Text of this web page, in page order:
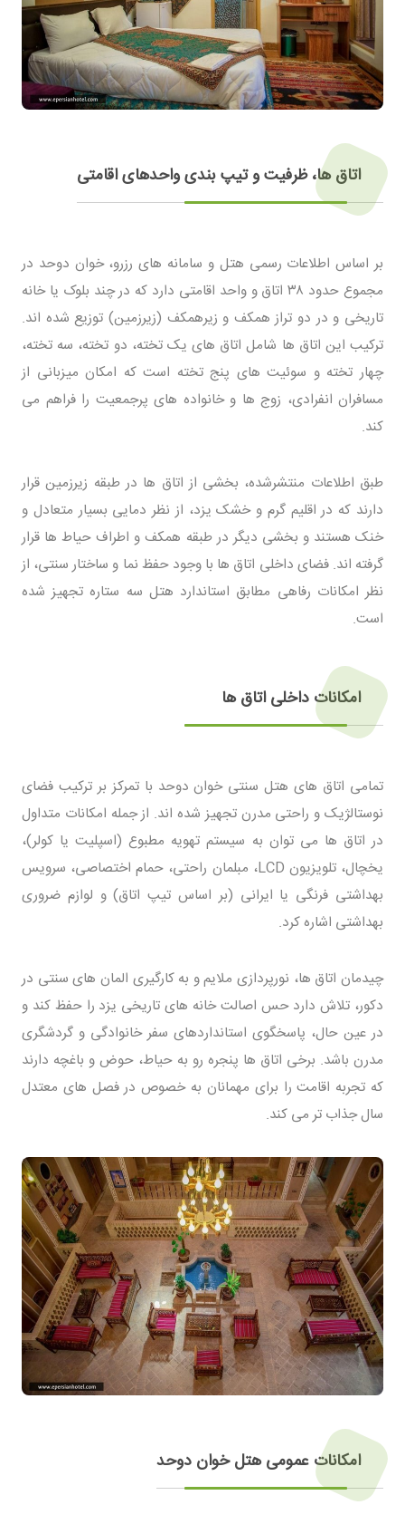
اتاق ها، ظرفیت و تیپ بندی واحدهای اقامتی
بر اساس اطلاعات رسمی هتل و سامانه های رزرو، خوان دوحد در
مجموع حدود ۳۸ اتاق و واحد اقامتی دارد که در چند بلوک یا خانه
تاریخی و در دو تراز همکف و زیرهمکف (زیرزمین) توزیع شده اند.
ترکیب این اتاق ها شامل اتاق های یک تخته، دو تخته، سه تخته،
چهار تخته و سوئیت های پنج تخته است که امکان میزبانی از
مسافران انفرادی، زوج ها و خانواده های پرجمعیت را فراهم می
کند.
طبق اطلاعات منتشرشده، بخشی از اتاق ها در طبقه زیرزمین قرار
دارند که در اقلیم گرم و خشک یزد، از نظر دمایی بسیار متعادل و
خنک هستند و بخشی دیگر در طبقه همکف و اطراف حیاط ها قرار
گرفته اند. فضای داخلی اتاق ها با وجود حفظ نما و ساختار سنتی، از
نظر امکانات رفاهی مطابق استاندارد هتل سه ستاره تجهیز شده
است.
امکانات داخلی اتاق ها
تمامی اتاق های هتل سنتی خوان دوحد با تمرکز بر ترکیب فضای
نوستالژیک و راحتی مدرن تجهیز شده اند. از جمله امکانات متداول
در اتاق ها می توان به سیستم تهویه مطبوع (اسپلیت یا کولر)،
یخچال، تلویزیون LCD، مبلمان راحتی، حمام اختصاصی، سرویس
بهداشتی فرنگی یا ایرانی (بر اساس تیپ اتاق) و لوازم ضروری
بهداشتی اشاره کرد.
چیدمان اتاق ها، نورپردازی ملایم و به کارگیری المان های سنتی در
دکور، تلاش دارد حس اصالت خانه های تاریخی یزد را حفظ کند و
در عین حال، پاسخگوی استانداردهای سفر خانوادگی و گردشگری
مدرن باشد. برخی اتاق ها پنجره رو به حیاط، حوض و باغچه دارند
که تجربه اقامت را برای مهمانان به خصوص در فصل های معتدل
سال جذاب تر می کند.
امکانات عمومی هتل خوان دوحد